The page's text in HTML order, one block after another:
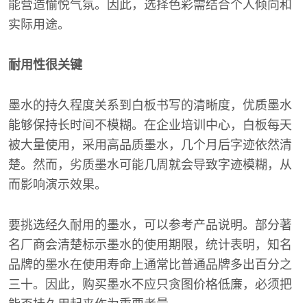
能营造愉悦气氛。因此，选择色彩需结合个人倾向和
实际用途。
耐用性很关键
墨水的持久程度关系到白板书写的清晰度，优质墨水
能够保持长时间不模糊。在企业培训中心，白板每天
被大量使用，采用高品质墨水，几个月后字迹依然清
楚。然而，劣质墨水可能几周就会导致字迹模糊，从
而影响演示效果。
要挑选经久耐用的墨水，可以参考产品说明。部分著
名厂商会清楚标示墨水的使用期限，统计表明，知名
品牌的墨水在使用寿命上通常比普通品牌多出百分之
三十。因此，购买墨水不应只贪图价格低廉，必须把